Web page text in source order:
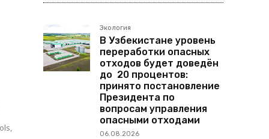
Экология
В Узбекистане уровень
переработки опасных
отходов будет доведён
до 20 процентов:
принято постановление
Президента по
вопросам управления
опасными отходами
06.08.2026